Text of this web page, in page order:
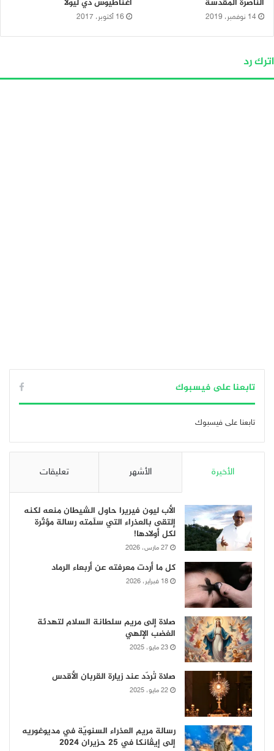
الناصرة المقدسة
14 نوفمبر، 2019
أغناطيوس دي ليولا
16 أكتوبر، 2017
اترك رد
تابعنا على فيسبوك
تابعنا على فيسبوك
الأخيرة الأشهر تعليقات
الأب ليون فيريرا حاول الشيطان منعه لكنه
إلتقى بالعذراء التي سلّمته رسالة مؤثّرة
لكل أولادها!
27 مارس، 2026
كل ما أردت معرفته عن أربعاء الرماد
18 فبراير، 2026
صلاة إلى مريم سلطانة السلام لتهدئة
الغضب الإلهي
23 مايو، 2025
صلاة تُردّد عند زيارة القربان الأقدس
22 مايو، 2025
رسالة مريم العذراء السنويّة في مديوغوريه
إلى إيڤانكا في 25 حزيران 2024